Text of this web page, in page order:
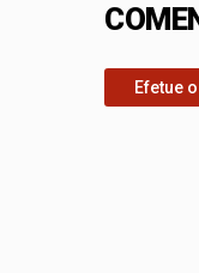
Efetue